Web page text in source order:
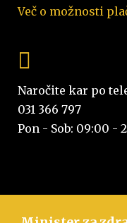
Več o možnosti
Naročite kar po
031 366 797
Pon - Sob: 09:00 -